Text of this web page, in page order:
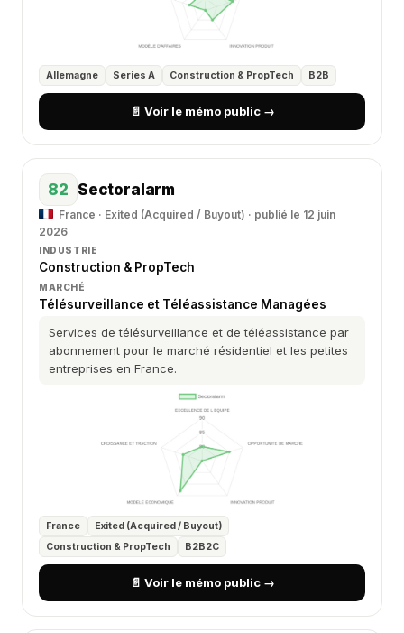
Allemagne Series A Construction & PropTech B2B
📄 Voir le mémo public →
82 Sectoralarm
France · Exited (Acquired / Buyout) · publié le 12 juin
2026
INDUSTRIE
Construction & PropTech
MARCHÉ
Télésurveillance et Téléassistance Managées
Services de télésurveillance et de téléassistance par
abonnement pour le marché résidentiel et les petites
entreprises en France.
France
Exited (Acquired / Buyout)
Construction & PropTech
B2B2C
📄 Voir le mémo public →